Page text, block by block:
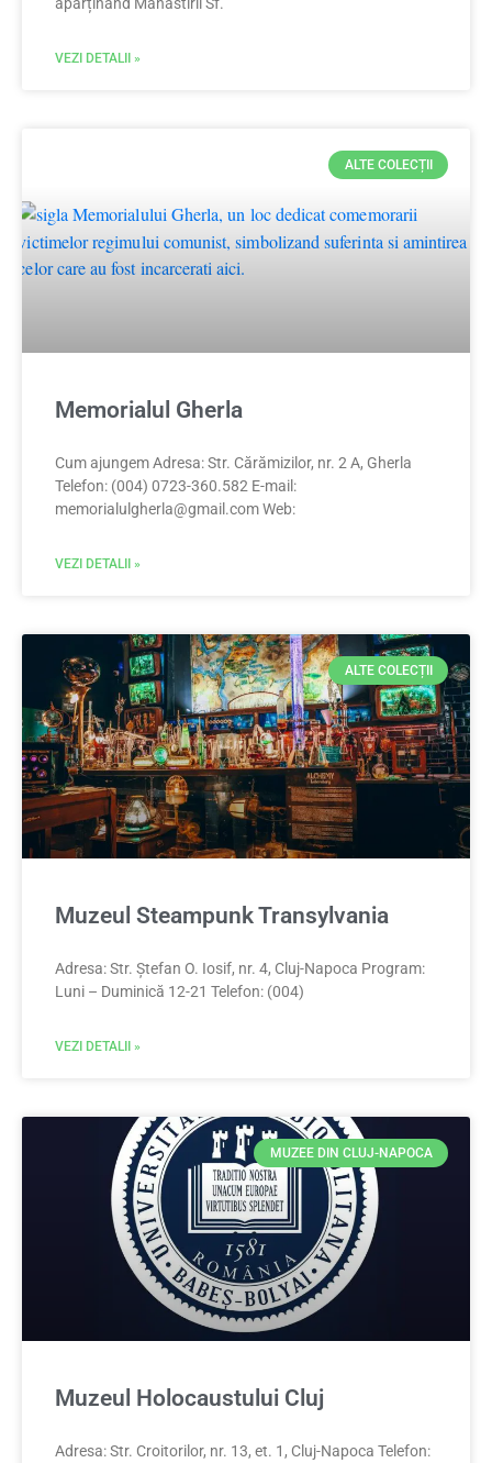
VEZI DETALII »
ALTE COLECȚII
Memorialul Gherla
Cum ajungem Adresa: Str. Cărămizilor, nr. 2 A, Gherla
Telefon: (004) 0723-360.582 E-mail:
memorialulgherla@gmail.comWeb:
VEZI DETALII »
ALTE COLECȚII
Muzeul Steampunk Transylvania
Adresa: Str. Ștefan O. Iosif, nr. 4, Cluj-Napoca Program:
Luni – Duminică 12-21 Telefon: (004)
VEZI DETALII »
MUZEE DIN CLUJ-NAPOCA
Muzeul Holocaustului Cluj
Adresa: Str. Croitorilor, nr. 13, et. 1, Cluj-Napoca Telefon: